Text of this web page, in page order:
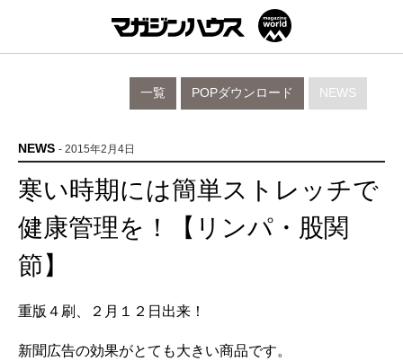
NEWS
POPダウンロード
一覧
NEWS - 2015年2月4日
寒い時期には簡単ストレッチで
健康管理を！【リンパ・股関
節】
重版４刷、２月１２日出来！
新聞広告の効果がとても大きい商品です。